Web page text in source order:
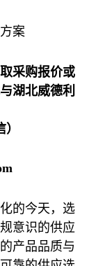
案
采购报价或
湖北威德利
的今天，选
意识的供应
产品品质与